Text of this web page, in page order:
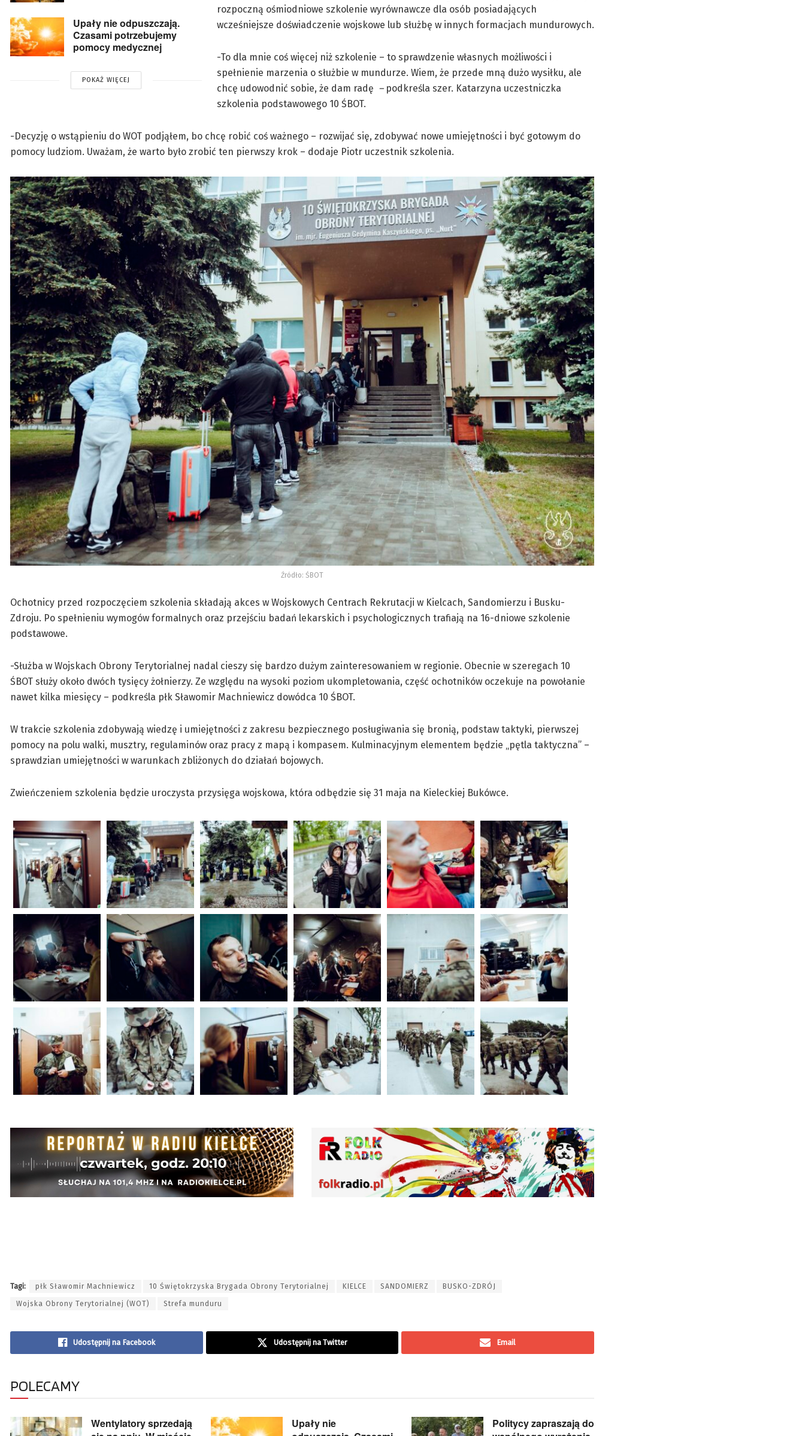
Upały nie odpuszczają.
Czasami potrzebujemy
pomocy medycznej
POKAŻ WIĘCEJ
rozpoczną ośmiodniowe szkolenie wyrównawcze dla osób posiadających
wcześniejsze doświadczenie wojskowe lub służbę w innych formacjach mundurowych.
-To dla mnie coś więcej niż szkolenie – to sprawdzenie własnych możliwości i
spełnienie marzenia o służbie w mundurze. Wiem, że przede mną dużo wysiłku, ale
chcę udowodnić sobie, że dam radę – podkreśla szer. Katarzyna uczestniczka
szkolenia podstawowego 10 ŚBOT.
-Decyzję o wstąpieniu do WOT podjąłem, bo chcę robić coś ważnego – rozwijać się, zdobywać nowe umiejętności i być gotowym do
pomocy ludziom. Uważam, że warto było zrobić ten pierwszy krok – dodaje Piotr uczestnik szkolenia.
Źródło: ŚBOT
Ochotnicy przed rozpoczęciem szkolenia składają akces w Wojskowych Centrach Rekrutacji w Kielcach, Sandomierzu i Busku-
Zdroju. Po spełnieniu wymogów formalnych oraz przejściu badań lekarskich i psychologicznych trafiają na 16-dniowe szkolenie
podstawowe.
-Służba w Wojskach Obrony Terytorialnej nadal cieszy się bardzo dużym zainteresowaniem w regionie. Obecnie w szeregach 10
ŚBOT służy około dwóch tysięcy żołnierzy. Ze względu na wysoki poziom ukompletowania, część ochotników oczekuje na powołanie
nawet kilka miesięcy – podkreśla płk Sławomir Machniewicz dowódca 10 ŚBOT.
W trakcie szkolenia zdobywają wiedzę i umiejętności z zakresu bezpiecznego posługiwania się bronią, podstaw taktyki, pierwszej
pomocy na polu walki, musztry, regulaminów oraz pracy z mapą i kompasem. Kulminacyjnym elementem będzie „pętla taktyczna” –
sprawdzian umiejętności w warunkach zbliżonych do działań bojowych.
Zwieńczeniem szkolenia będzie uroczysta przysięga wojskowa, która odbędzie się 31 maja na Kieleckiej Bukówce.
Tagi: płk Sławomir Machniewicz 10 Świętokrzyska Brygada Obrony Terytorialnej KIELCE SANDOMIERZ BUSKO-ZDRÓJ
Wojska Obrony Terytorialnej (WOT) Strefa munduru
Udostępnij na Facebook Udostępnij na Twitter Email
POLECAMY
Wentylatory sprzedają
Upały nie
Politycy zapraszają do